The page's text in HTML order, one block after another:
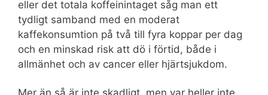
eller det totala koffeinintaget såg man ett
tydligt samband med en moderat
kaffekonsumtion på två till fyra koppar per dag
och en minskad risk att dö i förtid, både i
allmänhet och av cancer eller hjärtsjukdom.